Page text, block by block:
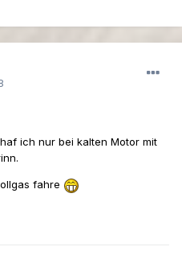
ich nur bei kalten Motor mit
fahre